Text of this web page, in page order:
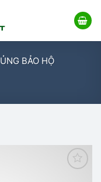
ỦNG BẢO HỘ